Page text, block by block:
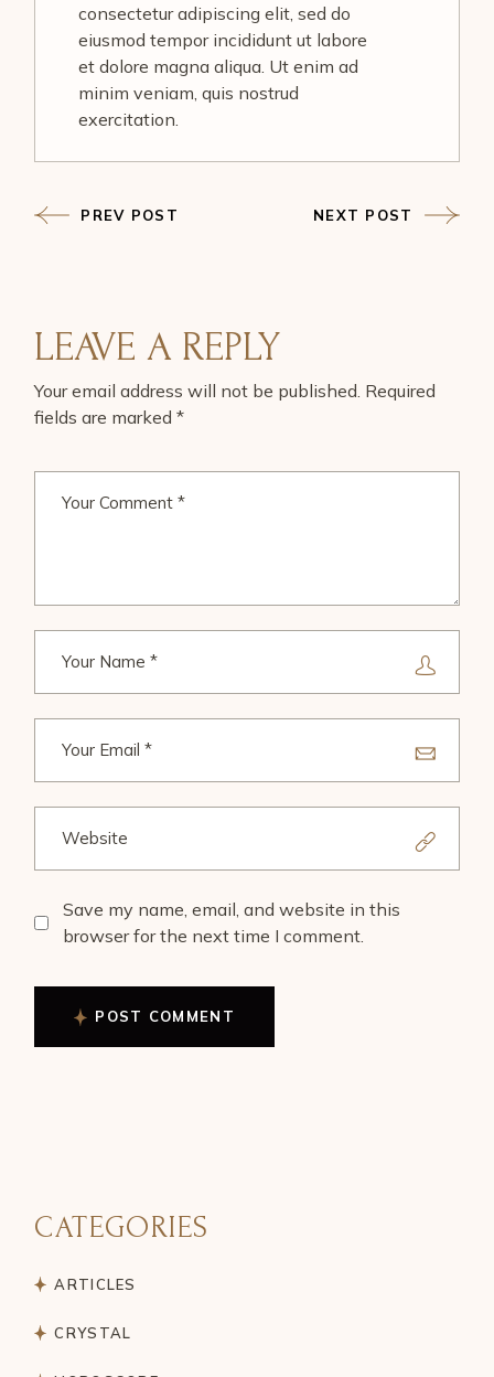
consectetur adipiscing elit, sed do
eiusmod tempor incididunt ut labore
et dolore magna aliqua. Ut enim ad
minim veniam, quis nostrud
exercitation.
PREV POST NEXT POST
LEAVE A REPLY
Your email address will not be published. Required
fields are marked*
Save my name, email, and website in this
browser for the next time I comment.
POST COMMENT
CATEGORIES
ARTICLES
CRYSTAL